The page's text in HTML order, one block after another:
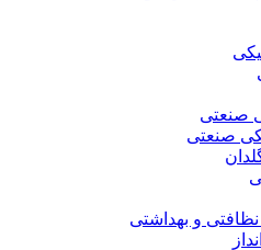
صنعتی
صنعتی
و بهداشتی